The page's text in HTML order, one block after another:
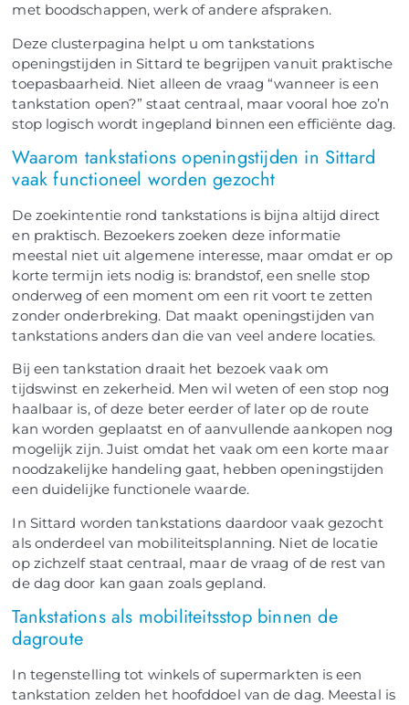
met boodschappen, werk of andere afspraken.
Deze clusterpagina helpt u om tankstations
openingstijden in Sittard te begrijpen vanuit praktische
toepasbaarheid. Niet alleen de vraag “wanneer is een
tankstation open?” staat centraal, maar vooral hoe zo’n
stop logisch wordt ingepland binnen een efficiënte dag.
Waarom tankstations openingstijden in Sittard
vaak functioneel worden gezocht
De zoekintentie rond tankstations is bijna altijd direct
en praktisch. Bezoekers zoeken deze informatie
meestal niet uit algemene interesse, maar omdat er op
korte termijn iets nodig is: brandstof, een snelle stop
onderweg of een moment om een rit voort te zetten
zonder onderbreking. Dat maakt openingstijden van
tankstations anders dan die van veel andere locaties.
Bij een tankstation draait het bezoek vaak om
tijdswinst en zekerheid. Men wil weten of een stop nog
haalbaar is, of deze beter eerder of later op de route
kan worden geplaatst en of aanvullende aankopen nog
mogelijk zijn. Juist omdat het vaak om een korte maar
noodzakelijke handeling gaat, hebben openingstijden
een duidelijke functionele waarde.
In Sittard worden tankstations daardoor vaak gezocht
als onderdeel van mobiliteitsplanning. Niet de locatie
op zichzelf staat centraal, maar de vraag of de rest van
de dag door kan gaan zoals gepland.
Tankstations als mobiliteitsstop binnen de
dagroute
In tegenstelling tot winkels of supermarkten is een
tankstation zelden het hoofddoel van de dag. Meestal is